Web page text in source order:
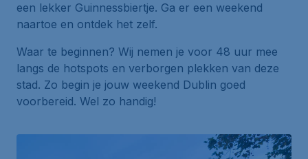
een lekker Guinnessbiertje. Ga er een weekend
naartoe en ontdek het zelf.
Waar te beginnen? Wij nemen je voor 48 uur mee
langs de hotspots en verborgen plekken van deze
stad. Zo begin je jouw weekend Dublin goed
voorbereid. Wel zo handig!